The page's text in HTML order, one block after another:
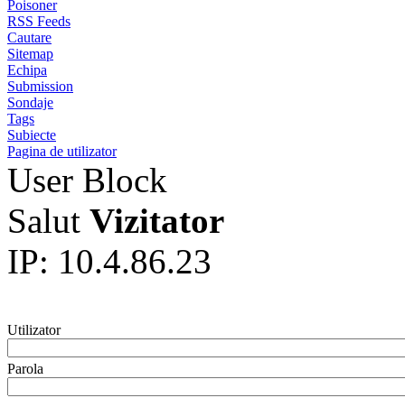
Poisoner
RSS Feeds
Cautare
Sitemap
Echipa
Submission
Sondaje
Tags
Subiecte
Pagina de utilizator
User Block
Salut Vizitator
IP: 10.4.86.23
Utilizator
Parola